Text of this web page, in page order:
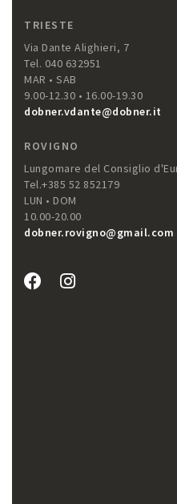
TRIESTE
Via Dante Alighieri, 7
Tel. 040 632951
MAR • SAB
9.00-12.30 • 16.00-19.30
dobner.vdante@dobner.it
ROVIGNO
Lungomare del Consiglio
Tel.+385 52 852179
LUN • DOM
10.00-20.00
dobner.rovigno@gmail.com